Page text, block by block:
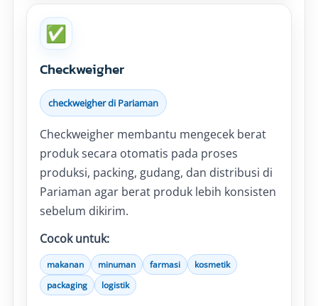
✅
Checkweigher
checkweigher di Pariaman
Checkweigher membantu mengecek berat
produk secara otomatis pada proses
produksi, packing, gudang, dan distribusi di
Pariaman agar berat produk lebih konsisten
sebelum dikirim.
Cocok untuk:
makanan minuman farmasi
kosmetik
packaging
logistik